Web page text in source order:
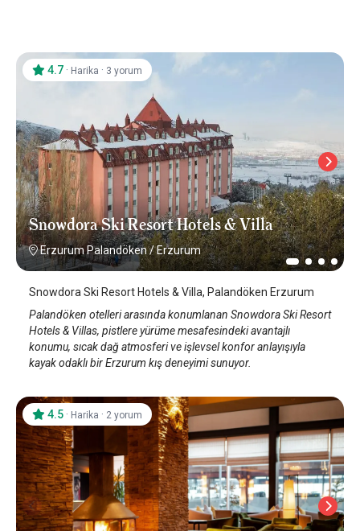
Snowdora Ski Resort Hotels & Villa
Erzurum Palandöken/Erzurum
4.7 · Harika · 3 yorum
Snowdora Ski Resort Hotels & Villa, Palandöken Erzurum
Palandöken otelleri arasında konumlanan Snowdora Ski Resort
Hotels & Villas, pistlere yürüme mesafesindeki avantajlı
konumu, sıcak dağ atmosferi ve işlevsel konfor anlayışıyla
kayak odaklı bir Erzurum kış deneyimi sunuyor.
4.5 · Harika · 2 yorum